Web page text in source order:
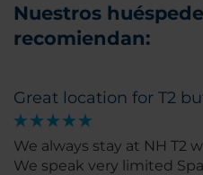
Nuestros
recomiendan:
Great location for T2
We always stay at NH T2
We speak very limited